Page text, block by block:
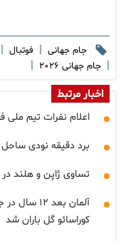
جام جهانی | فوتبال |
| جام جهانی ۲۰۲۶ |
اخبار مرتبط
اعلام نفرات تیم ملی
برد دقیقه نودی ساحل
تساوی ژاپن و هلند در
کوراسائو گل باران شد